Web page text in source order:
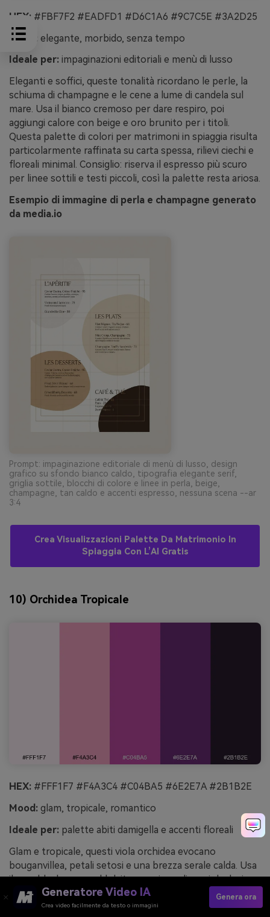
HEX: #FBF7F2 #EADFD1 #D6C1A6 #9C7C5E #3A2D25
Mood: elegante, morbido, senza tempo
Ideale per: impaginazioni editoriali e menù di lusso
Eleganti e soffici, queste tonalità ricordano le perle, la
schiuma di champagne e le cene a lume di candela sul
mare. Usa il bianco cremoso per dare respiro, poi
aggiungi calore con beige e oro brunito per i titoli.
Questa palette di colori per matrimoni in spiaggia risulta
particolarmente raffinata su carta spessa, rilievi ciechi e
floreali minimal. Consiglio: riserva il espresso più scuro
per linee sottili e testi piccoli, così la palette resta ariosa.
Esempio di immagine di perla e champagne generato
da media.io
Prompt: impaginazione editoriale di menù di lusso, design
grafico su sfondo bianco caldo, tipografia elegante serif,
griglia sottile, blocchi di colore e linee in perla, beige,
champagne, tan caldo e accenti espresso, nessuna scena --ar
3:4
Crea Visualizzazioni Palette Da Matrimonio In
Spiaggia Con L’AI Gratis
10) Orchidea Tropicale
HEX: #FFF1F7 #F4A3C4 #C04BA5 #6E2E7A #2B1B2E
Mood: glam, tropicale, romantico
Ideale per: palette abiti damigella e accenti floreali
Glam e tropicale, questi viola orchidea evocano
bouganvillea, petali setosi e una brezza serale calda. Usa
il rosa blush come addolcitore, poi scegli un viola deciso
come colore principale per abiti o gruppi floreali. Il
prugna profondo dà solidità alle foto, soprattutto
Generatore Video IA
Crea video facilmente da testo o immagini
Genera ora